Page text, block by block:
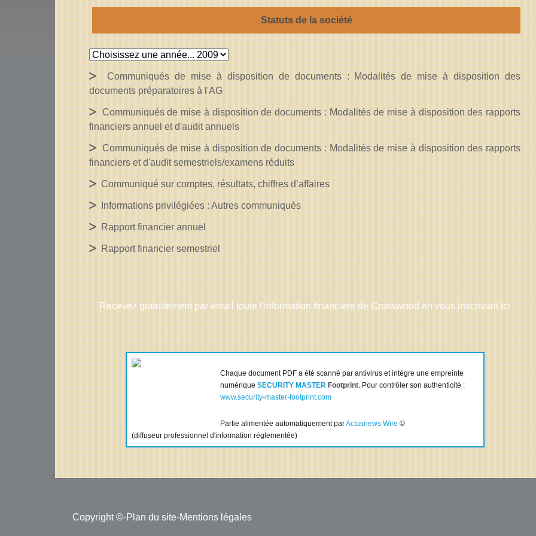
Statuts de la société
Communiqués de mise à disposition de documents : Modalités de mise à disposition des
documents préparatoires à l'AG
Communiqués de mise à disposition de documents : Modalités de mise à disposition des rapports
financiers annuel et d'audit annuels
Communiqués de mise à disposition de documents : Modalités de mise à disposition des rapports
financiers et d'audit semestriels/examens réduits
Communiqué sur comptes, résultats, chiffres d’affaires
Informations privilégiées : Autres communiqués
Rapport financier annuel
Rapport financier semestriel
Recevez gratuitement par email toute l'information financière de Crosswood en vous inscrivant ici
Chaque document PDF a été scanné par antivirus et intègre une empreinte
numériqueSECURITY MASTER Footprint. Pour contrôler son authenticité :
www.security-master-footprint.com
Partie alimentée automatiquement parActusnews Wire ©
(diffuseur professionnel d'information réglementée)
Copyright ©-Plan du site-Mentions légales